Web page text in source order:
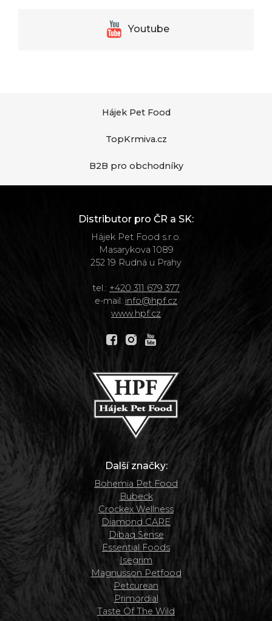
Youtube
Hájek Pet Food
TopKrmiva.cz
B2B pro obchodníky
Distributor pro ČR a SK:
Hájek Pet Food s.r.o.
Masarykova 1089
252 19 Rudná u Prahy
tel.: +420 311 679 377
e-mail: info@hpf.cz
www.hpf.cz
Další značky:
Bohemia Pet Food
Bubeck
Crockex Wellness
Diamond CARE
Dibaq Sense
Essential Foods
Isegrim
Magnusson Petfood
Petcurean
Primordial
Taste Of The Wild